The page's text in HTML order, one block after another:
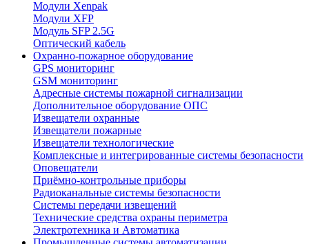
Модули Xenpak
Модули XFP
Модуль SFP 2.5G
Оптический кабель
Охранно-пожарное оборудование
GPS мониторинг
GSM мониторинг
Адресные системы пожарной сигнализации
Дополнительное оборудование ОПС
Извещатели охранные
Извещатели пожарные
Извещатели технологические
Комплексные и интегрированные системы безопасноcти
Оповещатели
Приёмно-контрольные приборы
Радиоканальные системы безопасности
Системы передачи извещений
Технические средства охраны периметра
Электротехника и Автоматика